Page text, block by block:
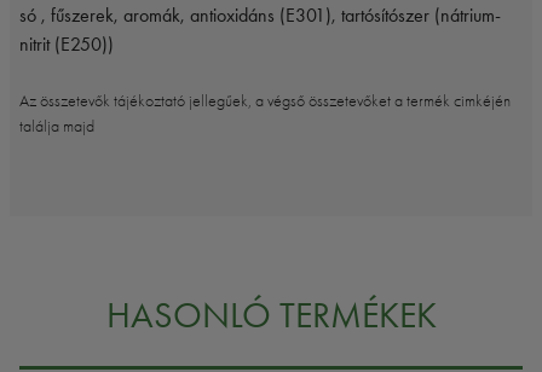
só , fűszerek, aromák, antioxidáns (E301), tartósítószer (nátrium-
nitrit (E250))
Az összetevők tájékoztató jellegűek, a végső összetevőket a termék cimkéjén
találja majd
HASONLÓ TERMÉKEK